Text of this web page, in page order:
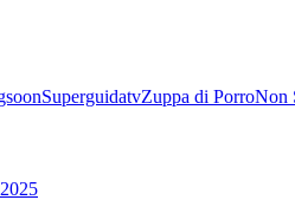
SuperguidatvZuppa di PorroNon